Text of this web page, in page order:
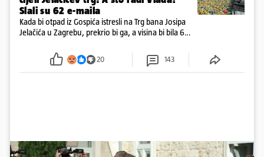
Slali su 62 e-maila
Kada bi otpad iz Gospića istresli na Trg bana Josipa
Jelačića u Zagrebu, prekrio bi ga, a visina bi bila 6
Kada bi slagali jednu na drugu, visina bi bila kao
2600 katedrala
20 143